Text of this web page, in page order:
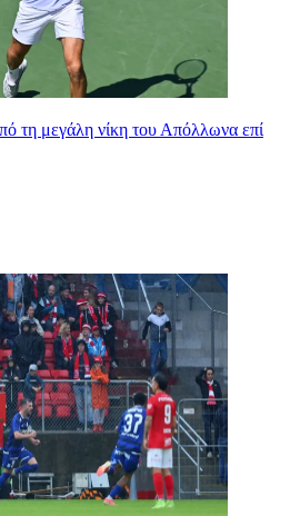
τη μεγάλη νίκη του Απόλλωνα επί